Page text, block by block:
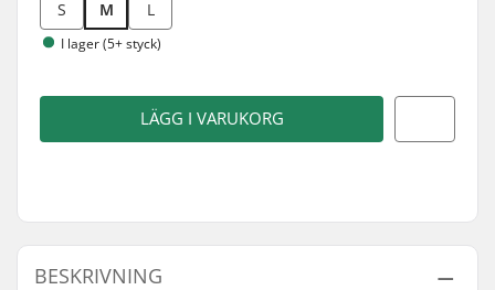
S M L
I lager (5+ styck)
LÄGG I VARUKORG
BESKRIVNING